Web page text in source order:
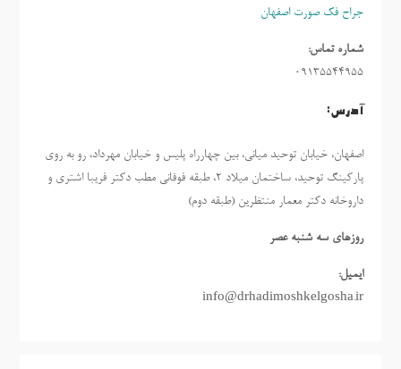
جراح فک صورت اصفهان
شماره تماس:
09135544955
آدرس:
اصفهان، خیابان توحید میانی، بین چهارراه پلیس و خیابان مهرداد، رو به روی
پارکینگ توحید، ساختمان میلاد ٢، طبقه فوقانی مطب دکتر فریبا اشتری و
داروخانه دکتر معمار منتظرین (طبقه دوم)
روزهاي سه شنبه عصر
ایمیل:
info@drhadimoshkelgosha.ir